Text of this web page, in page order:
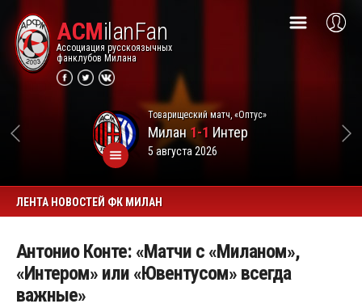
ACMilanFan
Ассоциация русскоязычных
фанклубов Милана
Товарищеский матч, «Оптус»
Милан1-1 Интер
5 августа 2026
ЛЕНТА НОВОСТЕЙ ФК МИЛАН
Антонио Конте: «Матчи с «Миланом»,
«Интером» или «Ювентусом» всегда
важные»